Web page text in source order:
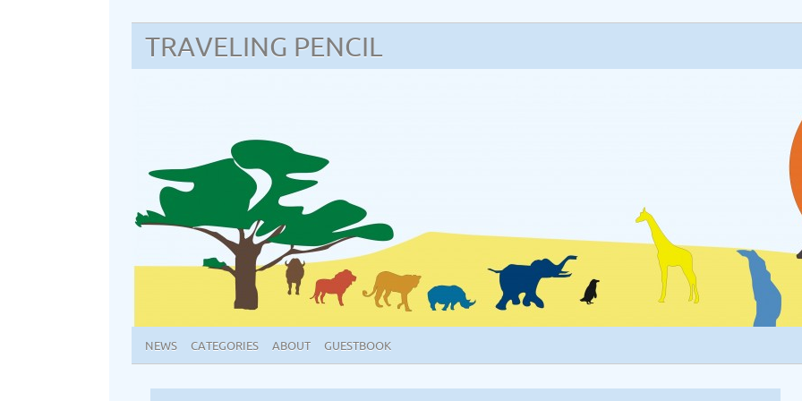
TRAVELING PENCIL
NEWS CATEGORIES ABOUT GUESTBOOK